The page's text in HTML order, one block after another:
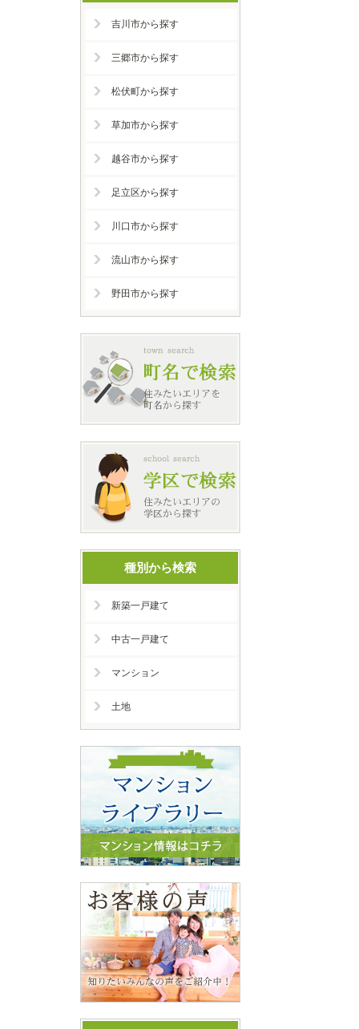
吉川市から探す
三郷市から探す
松伏町から探す
草加市から探す
越谷市から探す
足立区から探す
川口市から探す
流山市から探す
野田市から探す
種別から検索
新築一戸建て
中古一戸建て
マンション
土地